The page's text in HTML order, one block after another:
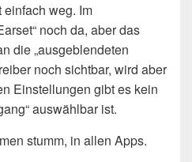
einfach weg. Im
noch da, aber das
die „ausgeblendeten
noch sichtbar, wird aber
Einstellungen gibt es kein
auswählbar ist.
stumm, in allen Apps.